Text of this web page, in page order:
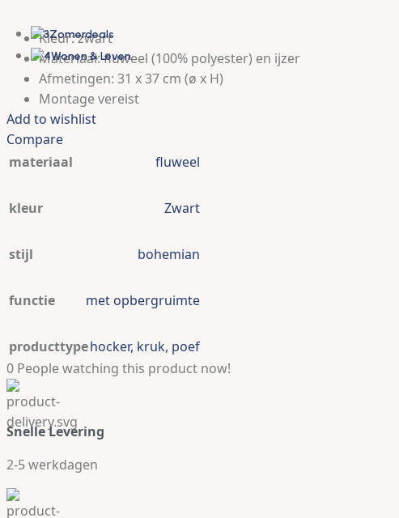
Zomerdeals
Wonen & Leven
Kleur: zwart
Materiaal: fluweel (100% polyester) en ijzer
Afmetingen: 31 x 37 cm (ø x H)
Montage vereist
Add to wishlist
Compare
materiaal
fluweel
kleur Zwart
stijl bohemian
functie met opbergruimte
producttypehocker, kruk, poef
0 People watching this product now!
Snelle Levering
2-5 werkdagen